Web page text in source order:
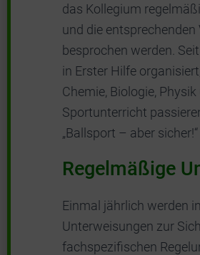
das Kollegium
und die
besprochen werden.
in Erster Hilfe
Chemie, Biologie,
Sportunterricht
„Ballsport – aber
Regelmäßige
Einmal jährlich werden
Unterweisungen zur
fachspezifischen